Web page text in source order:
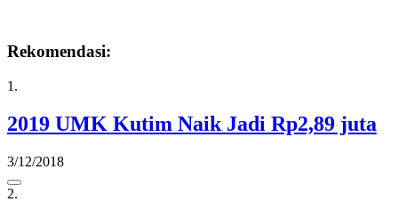
Rekomendasi:
1.
2019 UMK Kutim Naik Jadi Rp2,89 juta
3/12/2018
2.